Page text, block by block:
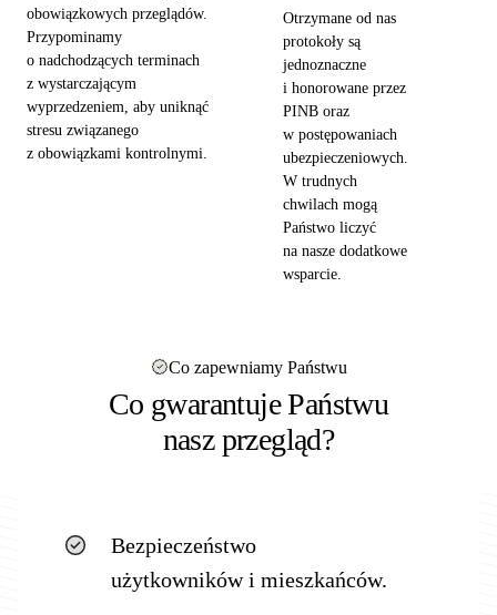
obowiązkowych przeglądów.
Przypominamy
o nadchodzących terminach
z wystarczającym
wyprzedzeniem, aby uniknąć
stresu związanego
z obowiązkami kontrolnymi.
Otrzymane od nas
protokoły są
jednoznaczne
i honorowane przez
PINB oraz
w postępowaniach
ubezpieczeniowych.
W trudnych
chwilach mogą
Państwo liczyć
na nasze dodatkowe
wsparcie.
Co zapewniamy Państwu
Co gwarantuje Państwu
nasz przegląd?
Bezpieczeństwo
użytkowników i mieszkańców.